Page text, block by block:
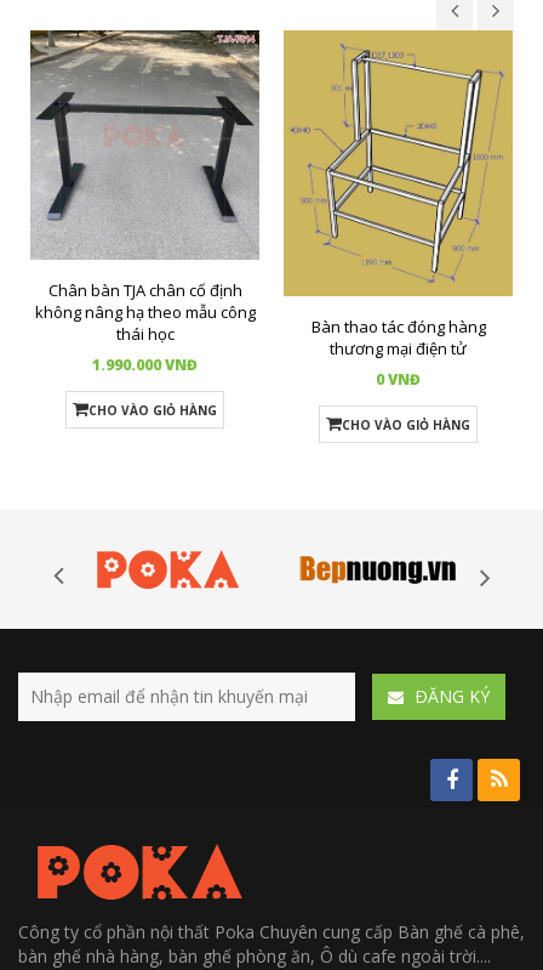
Chân bàn TJA chân cố định
không nâng hạ theo mẫu công
thái học
1.990.000 VNĐ
CHO VÀO GIỎ HÀNG
Bàn thao tác đóng hàng
thương mại điện tử
0 VNĐ
CHO VÀO GIỎ HÀNG
ÐĂNG KÝ
Công ty cổ phần nội thất Poka Chuyên cung cấp Bàn ghế cà phê,
bàn ghế nhà hàng, bàn ghế phòng ăn, Ô dù cafe ngoài trời....